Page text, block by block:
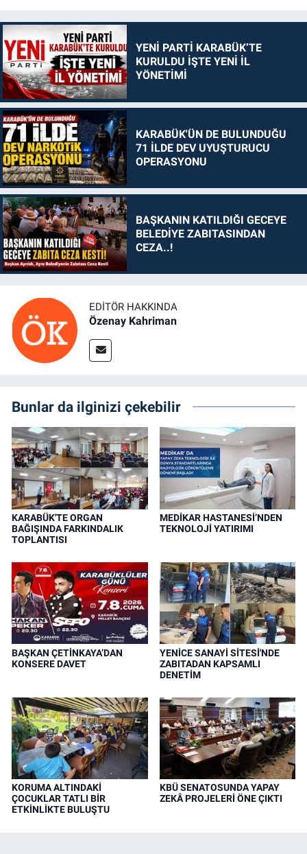
YENİ PARTİ KARABÜK’TE
KURULDU İŞTE YENİ İL
YÖNETİMİ
KARABÜK'ÜN DE BULUNDUĞU
71 İLDE DEV UYUŞTURUCU
OPERASYONU
BAŞKANIN KATILDIĞI GECEYE
BELEDİYE ZABITASINDAN
CEZA..!
EDITÖR HAKKINDA
Özenay Kahriman
Bunlar da ilginizi çekebilir
KARABÜK'TE ORGAN
BAĞIŞINDA FARKINDALIK
TOPLANTISI
MEDİKAR HASTANESİ’NDEN
TEKNOLOJİ YATIRIMI
BAŞKAN ÇETİNKAYA’DAN
KONSERE DAVET
YENİCE SANAYİ SİTESİ'NDE
ZABITADAN KAPSAMLI
DENETİM
KORUMA ALTINDAKİ
ÇOCUKLAR TATLI BİR
ETKİNLİKTE BULUŞTU
KBÜ SENATOSUNDA YAPAY
ZEKÂ PROJELERİ ÖNE ÇIKTI